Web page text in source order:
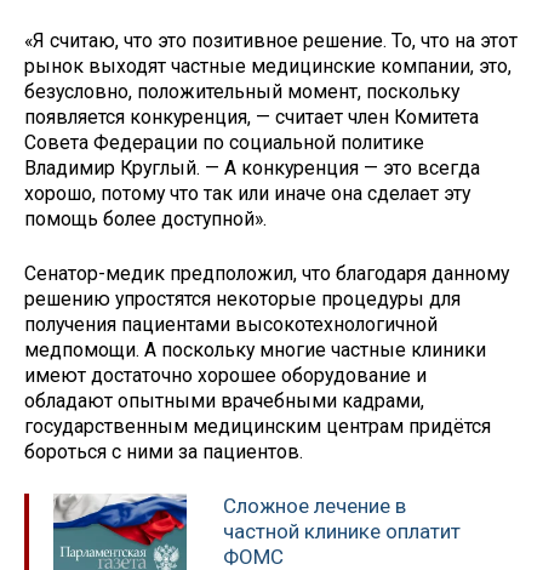
«Я считаю, что это позитивное решение. То, что на этот
рынок выходят частные медицинские компании, это,
безусловно, положительный момент, поскольку
появляется конкуренция, — считает член Комитета
Совета Федерации по социальной политике
Владимир Круглый. — А конкуренция — это всегда
хорошо, потому что так или иначе она сделает эту
помощь более доступной».
Сенатор-медик предположил, что благодаря данному
решению упростятся некоторые процедуры для
получения пациентами высокотехнологичной
медпомощи. А поскольку многие частные клиники
имеют достаточно хорошее оборудование и
обладают опытными врачебными кадрами,
государственным медицинским центрам придётся
бороться с ними за пациентов.
Сложное лечение в
частной клинике оплатит
ФОМС